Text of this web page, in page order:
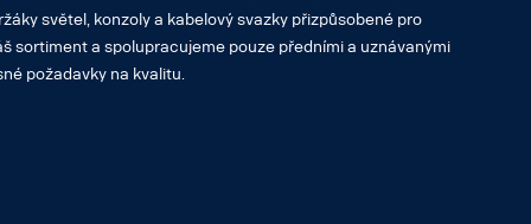
světel, konzoly a kabelový svazky přizpůsobené pro
sortiment a spolupracujeme pouze předními a uznávanými
požadavky na kvalitu.